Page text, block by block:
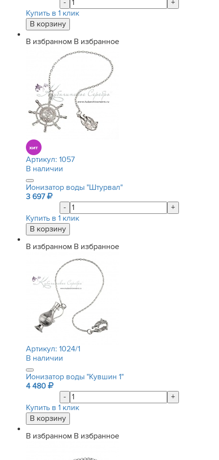
-
+
Купить в 1 клик
В избранном В избранное
Артикул: 1057
В наличии
Ионизатор воды "Штурвал"
3 697
-
+
Купить в 1 клик
В избранном В избранное
Артикул: 1024/1
В наличии
Ионизатор воды "Кувшин 1"
4 480
-
+
Купить в 1 клик
В избранном В избранное